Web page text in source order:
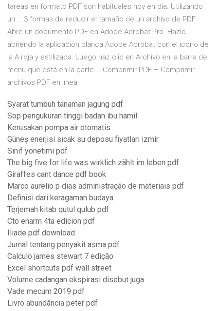
tareas en formato PDF son habituales hoy en día. Utilizando
un … 3 formas de reducir el tamaño de un archivo de PDF
Abre un documento PDF en Adobe Acrobat Pro. Hazlo
abriendo la aplicación blanca Adobe Acrobat con el ícono de
la A roja y estilizada. Luego haz clic en Archivo en la barra de
menú que está en la parte … Comprimir PDF – Comprimir
archivos PDF en línea
Syarat tumbuh tanaman jagung pdf
Sop pengukuran tinggi badan ibu hamil
Kerusakan pompa air otomatis
Güneş enerjisi sıcak su deposu fiyatları izmir
Sınıf yönetimi pdf
The big five for life was wirklich zählt im leben pdf
Giraffes cant dance pdf book
Marco aurelio p dias administração de materiais pdf
Definisi dari keragaman budaya
Terjemah kitab qutul qulub pdf
Cto enarm 4ta edicion pdf
Iliade pdf download
Jurnal tentang penyakit asma pdf
Calculo james stewart 7 edição
Excel shortcuts pdf wall street
Volume cadangan ekspirasi disebut juga
Vade mecum 2019 pdf
Livro abundância peter pdf